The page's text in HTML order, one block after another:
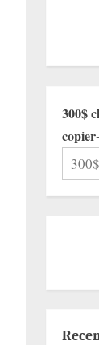
300$